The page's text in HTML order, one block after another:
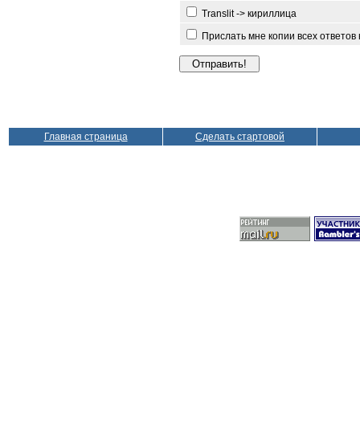
Translit -> кириллица
Прислать мне копии всех
Главная страница Сделать стартовой